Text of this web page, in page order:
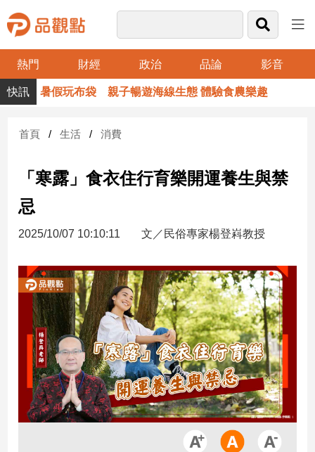
熱門 財經 政治 品論 影音
品
觀
財
台
財
新
產
經/
品
暑假玩布袋 親子暢遊海線生態 體驗食農樂趣
首頁 生活 消費
「寒露」食衣住行育樂開運養生與禁
忌
2025/10/07 10:10:11 文／民俗專家楊登嵙教授